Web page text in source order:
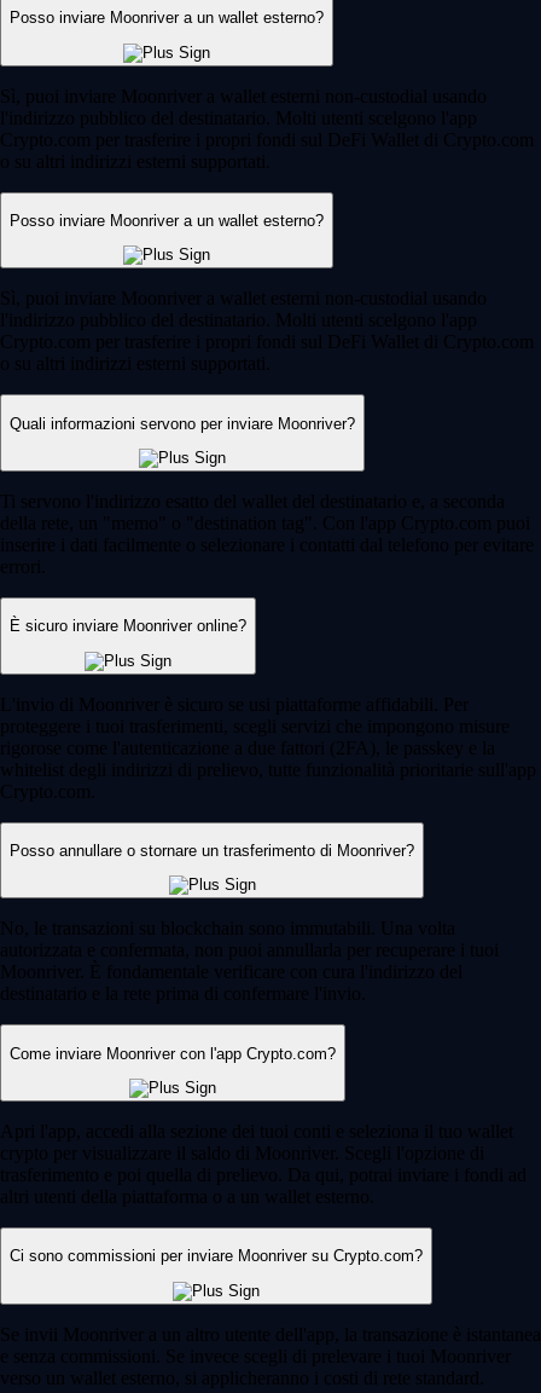
Posso inviare Moonriver a un wallet esterno?
Sì, puoi inviare Moonriver a wallet esterni non-custodial usando
l'indirizzo pubblico del destinatario. Molti utenti scelgono l'app
Crypto.com per trasferire i propri fondi sul DeFi Wallet di Crypto.com
o su altri indirizzi esterni supportati.
Posso inviare Moonriver a un wallet esterno?
Sì, puoi inviare Moonriver a wallet esterni non-custodial usando
l'indirizzo pubblico del destinatario. Molti utenti scelgono l'app
Crypto.com per trasferire i propri fondi sul DeFi Wallet di Crypto.com
o su altri indirizzi esterni supportati.
Quali informazioni servono per inviare Moonriver?
Ti servono l'indirizzo esatto del wallet del destinatario e, a seconda
della rete, un "memo" o "destination tag". Con l'app Crypto.com puoi
inserire i dati facilmente o selezionare i contatti dal telefono per evitare
errori.
È sicuro inviare Moonriver online?
L'invio di Moonriver è sicuro se usi piattaforme affidabili. Per
proteggere i tuoi trasferimenti, scegli servizi che impongono misure
rigorose come l'autenticazione a due fattori (2FA), le passkey e la
whitelist degli indirizzi di prelievo, tutte funzionalità prioritarie sull'app
Crypto.com.
Posso annullare o stornare un trasferimento di Moonriver?
No, le transazioni su blockchain sono immutabili. Una volta
autorizzata e confermata, non puoi annullarla per recuperare i tuoi
Moonriver. È fondamentale verificare con cura l'indirizzo del
destinatario e la rete prima di confermare l'invio.
Come inviare Moonriver con l'app Crypto.com?
Apri l'app, accedi alla sezione dei tuoi conti e seleziona il tuo wallet
crypto per visualizzare il saldo di Moonriver. Scegli l'opzione di
trasferimento e poi quella di prelievo. Da qui, potrai inviare i fondi ad
altri utenti della piattaforma o a un wallet esterno.
Ci sono commissioni per inviare Moonriver su Crypto.com?
Se invii Moonriver a un altro utente dell'app, la transazione è istantanea
e senza commissioni. Se invece scegli di prelevare i tuoi Moonriver
verso un wallet esterno, si applicheranno i costi di rete standard.